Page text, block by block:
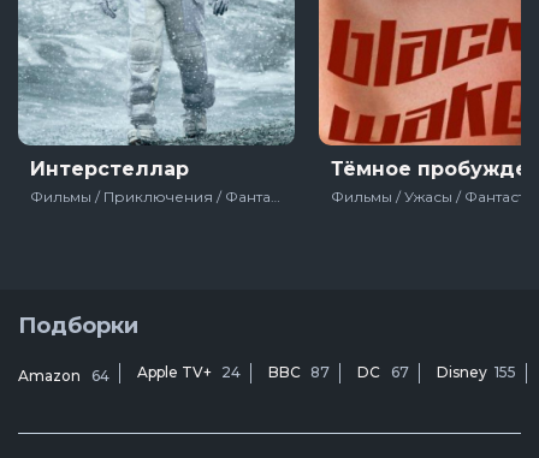
Интерстеллар Тёмное
Подборки
Amazon 64 Apple TV+ 24 BBC 87 DC 67 Disney 155